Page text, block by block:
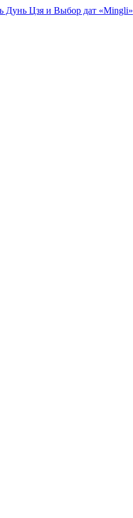
Дунь Цзя и Выбор дат «Mingli»